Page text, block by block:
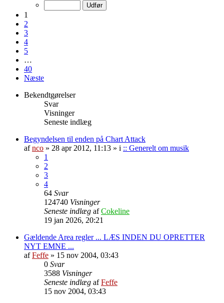
1
2
3
4
5
…
40
Næste
Bekendtgørelser
Svar
Visninger
Seneste indlæg
Begyndelsen til enden på Chart Attack
afnco » 28 apr 2012, 11:13 » i :: Generelt om musik
1
2
3
4
64 Svar
124740 Visninger
Seneste indlæg afCokeline
19 jan 2026, 20:21
Gældende Area regler ... LÆS INDEN DU OPRETTER
NYT EMNE ...
afFeffe » 15 nov 2004, 03:43
0 Svar
3588 Visninger
Seneste indlæg afFeffe
15 nov 2004, 03:43